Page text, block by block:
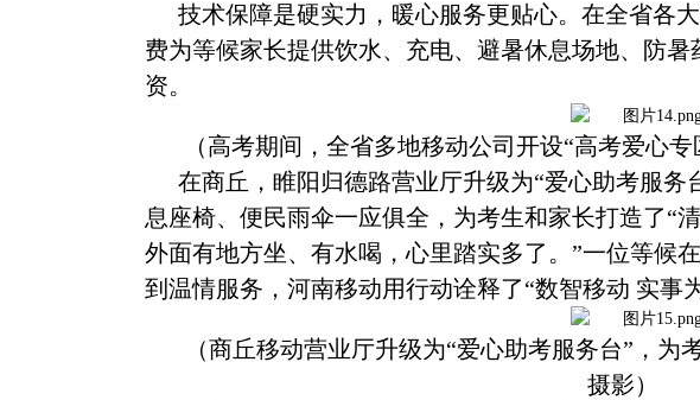
技术保障是硬实力，暖心服务更贴心。在全省各
费为等候家长提供饮水、充电、避暑休息场地、防
资。
（高考期间，全省多地移动公司开设“高考爱心专
在商丘，睢阳归德路营业厅升级为“爱心助考服务
息座椅、便民雨伞一应俱全，为考生和家长打造了“
外面有地方坐、有水喝，心里踏实多了。”一位等候
到温情服务，河南移动用行动诠释了“数智移动 实事
（商丘移动营业厅升级为“爱心助考服务台”，为
摄影）